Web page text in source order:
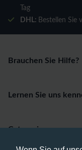
Tag
DHL: Bestellen Sie
Brauchen Sie Hilfe?
Lernen Sie uns
Categories